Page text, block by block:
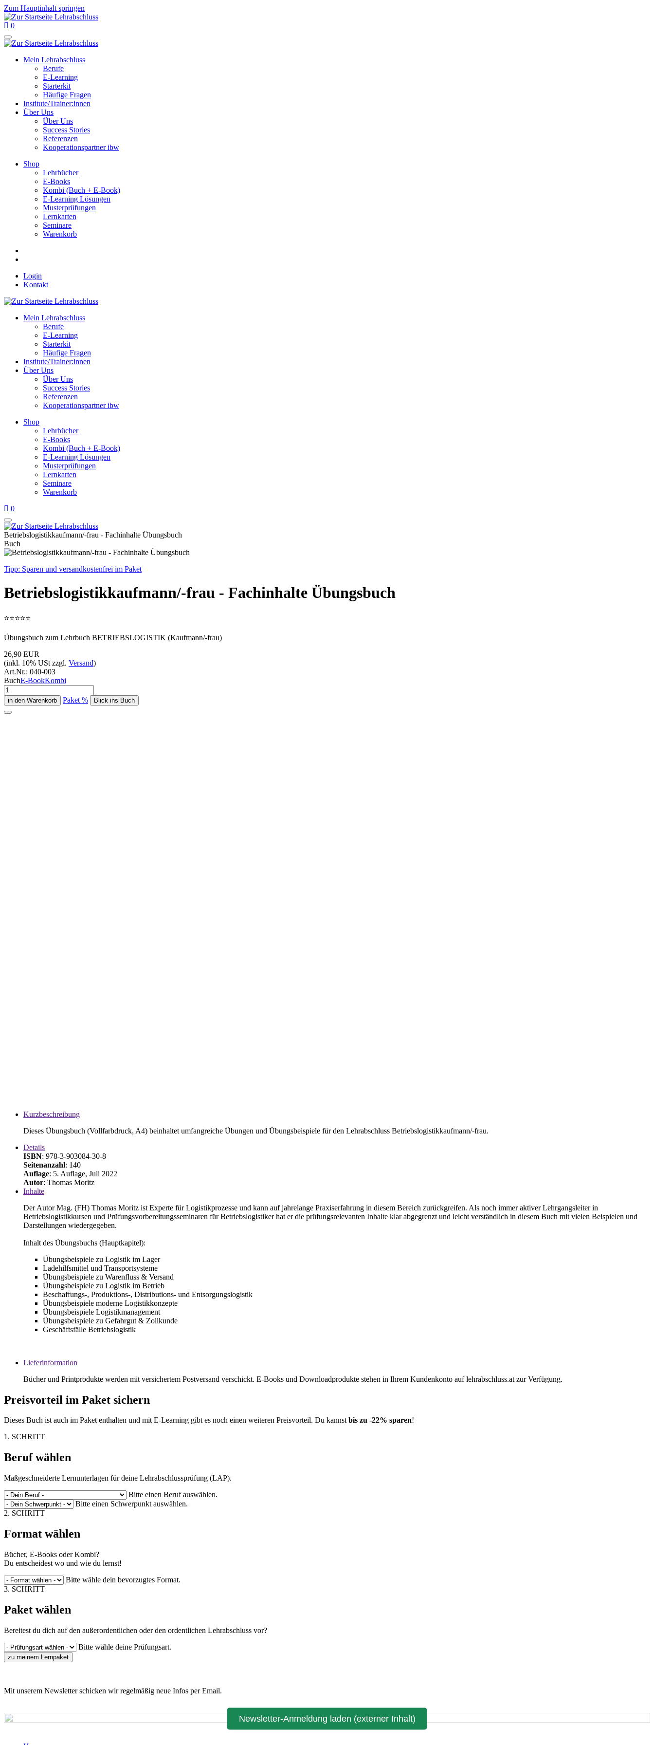
Zum Hauptinhalt springen
0
Mein Lehrabschluss
Berufe
E-Learning
Starterkit
Häufige Fragen
Institute/Trainer:innen
Über Uns
Über Uns
Success Stories
Referenzen
Kooperationspartner ibw
Shop
Lehrbücher
E-Books
Kombi (Buch + E-Book)
E-Learning Lösungen
Musterprüfungen
Lernkarten
Seminare
Warenkorb
Login
Kontakt
Mein Lehrabschluss
Berufe
E-Learning
Starterkit
Häufige Fragen
Institute/Trainer:innen
Über Uns
Über Uns
Success Stories
Referenzen
Kooperationspartner ibw
Shop
Lehrbücher
E-Books
Kombi (Buch + E-Book)
E-Learning Lösungen
Musterprüfungen
Lernkarten
Seminare
Warenkorb
0
Betriebslogistikkaufmann/-frau - Fachinhalte Übungsbuch
Buch
Tipp: Sparen und versandkostenfrei im Paket
Betriebslogistikkaufmann/-frau - Fachinhalte Übungsbuch
⭐⭐⭐⭐⭐
Übungsbuch zum Lehrbuch BETRIEBSLOGISTIK (Kaufmann/-frau)
26,90 EUR
(inkl. 10% USt zzgl. Versand)
Art.Nr.: 040-003
BuchE-BookKombi
Paket % Blick ins Buch
Kurzbeschreibung
Dieses Übungsbuch (Vollfarbdruck, A4) beinhaltet umfangreiche Übungen und Übungsbeispiele für den Lehrabschluss Betriebslogistikkaufmann/-frau.
Details
ISBN: 978-3-903084-30-8
Seitenanzahl: 140
Auflage: 5. Auflage, Juli 2022
Autor: Thomas Moritz
Inhalte
Der Autor Mag. (FH) Thomas Moritz ist Experte für Logistikprozesse und kann auf jahrelange Praxiserfahrung in diesem Bereich zurückgreifen. Als noch immer aktiver Lehrgangsleiter in
Betriebslogistikkursen und Prüfungsvorbereitungsseminaren für Betriebslogistiker hat er die prüfungsrelevanten Inhalte klar abgegrenzt und leicht verständlich in diesem Buch mit vielen Beispielen und
Darstellungen wiedergegeben.
Inhalt des Übungsbuchs (Hauptkapitel):
Übungsbeispiele zu Logistik im Lager
Ladehilfsmittel und Transportsysteme
Übungsbeispiele zu Warenfluss & Versand
Übungsbeispiele zu Logistik im Betrieb
Beschaffungs-, Produktions-, Distributions- und Entsorgungslogistik
Übungsbeispiele moderne Logistikkonzepte
Übungsbeispiele Logistikmanagement
Übungsbeispiele zu Gefahrgut & Zollkunde
Geschäftsfälle Betriebslogistik
Lieferinformation
Bücher und Printprodukte werden mit versichertem Postversand verschickt. E-Books und Downloadprodukte stehen in Ihrem Kundenkonto auf lehrabschluss.at zur Verfügung.
Preisvorteil im Paket sichern
Dieses Buch ist auch im Paket enthalten und mit E-Learning gibt es noch einen weiteren Preisvorteil. Du kannstbis zu -22% sparen!
1. SCHRITT
Beruf wählen
Maßgeschneiderte Lernunterlagen für deine Lehrabschlussprüfung (LAP).
Bitte einen Beruf auswählen.
Bitte einen Schwerpunkt auswählen.
2. SCHRITT
Format wählen
Bücher, E-Books oder Kombi?
Du entscheidest wo und wie du lernst!
Bitte wähle dein bevorzugtes Format.
3. SCHRITT
Paket wählen
Bereitest du dich auf den außerordentlichen oder den ordentlichen Lehrabschluss vor?
Bitte wähle deine Prüfungsart.
zu meinem Lernpaket
Mit unserem Newsletter schicken wir regelmäßig neue Infos per Email.
Newsletter-Anmeldung laden (externer Inhalt)